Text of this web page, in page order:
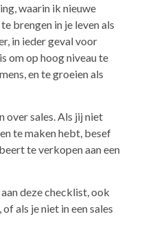
waarin ik nieuwe
brengen in je leven als
in ieder geval voor
om op hoog niveau te
en te groeien als
over sales. Als jij niet
te maken hebt, besef
te verkopen aan een
deze checklist, ook
als je niet in een sales